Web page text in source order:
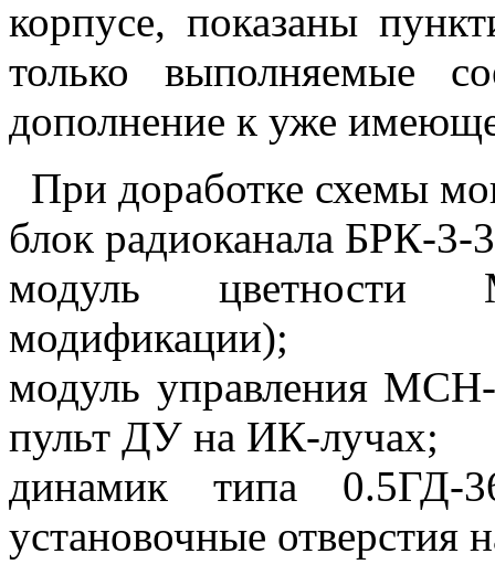
корпусе, показаны
только выполняемые
дополнение к уже
При доработке схемы
блок радиоканала БРК-3-
модуль
модификации);
модуль управления
пульт ДУ на ИК-лучах;
динамик типа
установочные отверстия